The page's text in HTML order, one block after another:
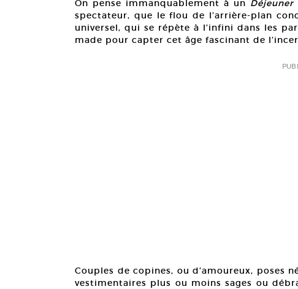
On pense immanquablement à un Déjeuner
spectateur, que le flou de l’arrière-plan
universel, qui se répète à l’infini dans les
made pour capter cet âge fascinant de
Couples de copines, ou d’amoureux, poses
vestimentaires plus ou moins sages ou